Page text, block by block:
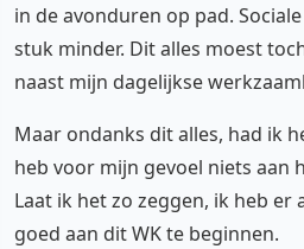
in de avonduren op pad.
stuk minder. Dit alles moest
naast mijn dagelijkse
Maar ondanks dit alles, had ik
heb voor mijn gevoel niets aan
Laat ik het zo zeggen, ik heb er
goed aan dit WK te beginnen.